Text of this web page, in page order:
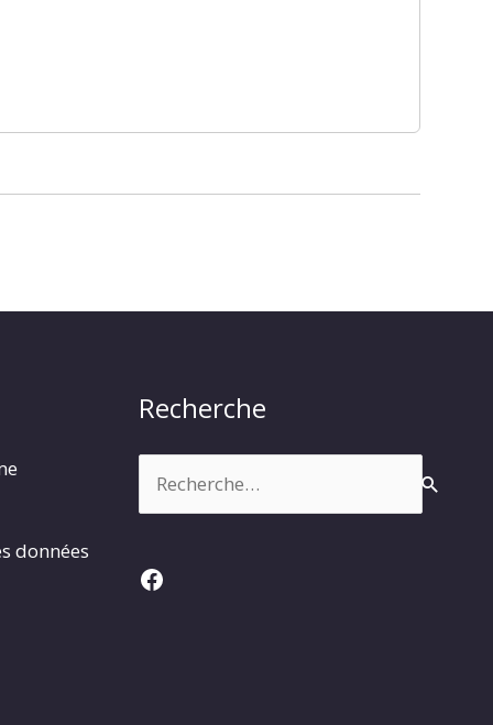
données
Recherche
Facebook